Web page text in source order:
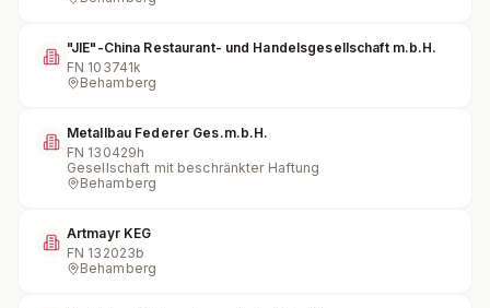
"JIE"-China Restaurant- und Handelsgesellschaft m.b.H.
FN 103741k
Behamberg
Metallbau Federer Ges.m.b.H.
FN 130429h
Gesellschaft mit beschränkter Haftung
Behamberg
Artmayr KEG
FN 132023b
Behamberg